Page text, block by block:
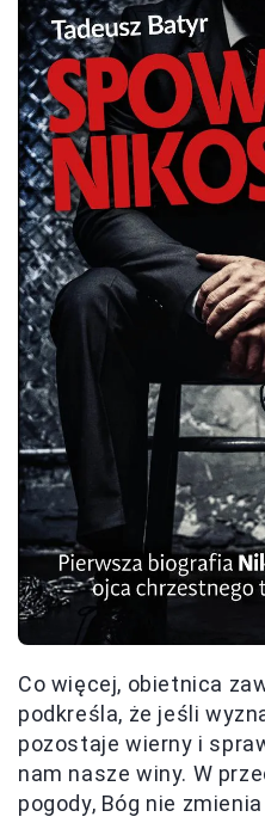
Co więcej, obietnica
podkreśla, że jeśli
pozostaje wierny i
nam nasze winy. W
pogody, Bóg nie